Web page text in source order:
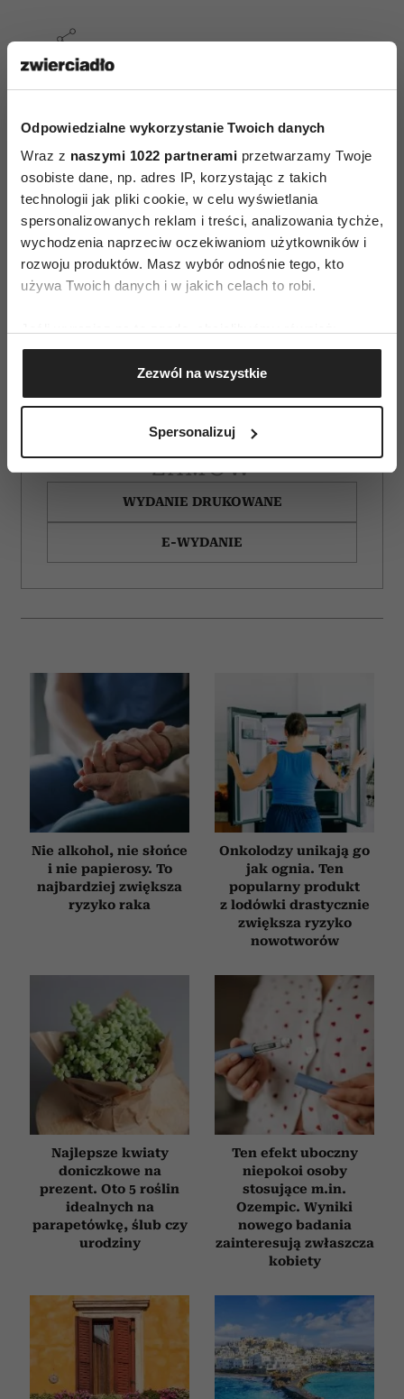
Odpowiedzialne wykorzystanie Twoich danych
Wraz z naszymi 1022 partnerami przetwarzamy Twoje
osobiste dane, np. adres IP, korzystając z takich
technologii jak pliki cookie, w celu wyświetlania
spersonalizowanych reklam i treści, analizowania tychże,
wychodzenia naprzeciw oczekiwaniom użytkowników i
rozwoju produktów. Masz wybór odnośnie tego, kto
używa Twoich danych i w jakich celach to robi.
Gromadzić dane dotyczące Twojej lokalizacji
geograficznej z dokładnością nawet do kilku metrów
Identyfikować Twoje urządzenie, aktywnie
(fingerprinting, czyli wirtualny odcisk palca)
dane są przetwarzane oraz ustaw własne preferencje w
sekcji szczegółów. W Deklaracji plików cookie możesz
analizować ruch w naszej witrynie. Informacje o tym, jak
otrzymanymi od Ciebie lub uzyskanymi podczas
korzystania z ich usług.
Zezwól na wszystkie
Spersonalizuj
ZAMÓW
WYDANIE DRUKOWANE
E-WYDANIE
Nie alkohol, nie słońce
i nie papierosy. To
najbardziej zwiększa
ryzyko raka
Onkolodzy unikają go
jak ognia. Ten
popularny produkt
z lodówki drastycznie
zwiększa ryzyko
nowotworów
Najlepsze kwiaty
doniczkowe na
prezent. Oto 5 roślin
idealnych na
parapetówkę, ślub czy
urodziny
Ten efekt uboczny
niepokoi osoby
stosujące m.in.
Ozempic. Wyniki
nowego badania
zainteresują zwłaszcza
kobiety